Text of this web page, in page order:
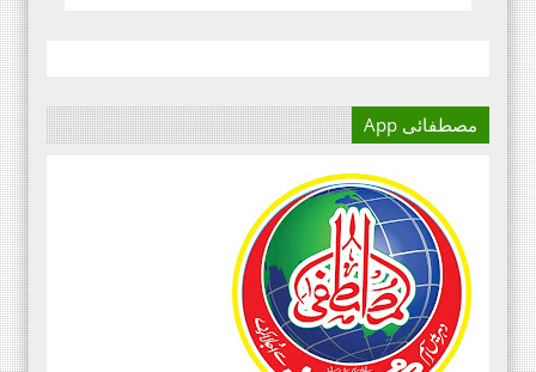
مصطفائی App
آج کا دور میڈیا کا دور ہے۔
اور کسی بھی کاز کے بہترین
نتائج کے لئے اس کی اہمیت سے
انکار نہیں کیا جا سکتا۔سعید
علی عمران مصطفائی تحریک فیصل
آباد ڈویژن ۔